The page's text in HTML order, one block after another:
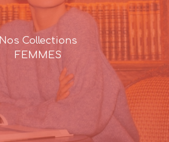
Nos Collections
FEMMES